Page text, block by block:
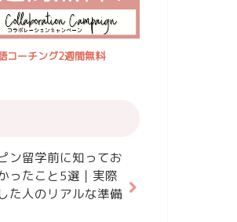
コーチング2週間無料
ン留学前に知ってお
ったこと5選｜実際
た人のリアルな準備